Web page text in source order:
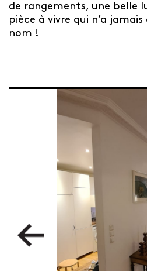
de rangements, une belle
pièce à vivre qui n’a
nom !